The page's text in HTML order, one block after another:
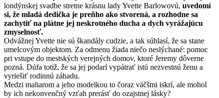
londýnskej svadbe stretne krásnu lady Yvette Barlowovú, uvedomí
si, že mladá dedička je preňho ako stvorená, a rozhodne sa
zachytiť na plátne jej neskrotného ducha a dych vyrážajúcu
zmyselnosť.
Odvážnej Yvette nie sú škandály cudzie, a tak súhlasí, že sa stane
umelcovým objektom. Za odmenu žiada niečo neslýchané: pomoc
pri vstupe do mestských verejných domov, ktoré Jeremy dôverne
pozná. Dúfa totiž, že sa jej podarí vypátrať istú nezvestnú ženu a
vyriešiť rodinnú záhadu.
Medzi maliarom a jeho modelkou to čoraz väčšmi iskrí, ale mohol
by ich nekonvenčný vzťah prerásť do ozajstnej lásky?